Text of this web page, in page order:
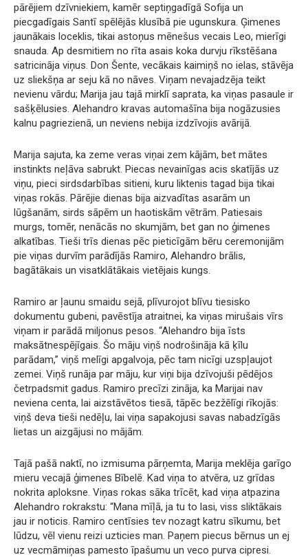
pārējiem dzīvniekiem, kamēr septiņgadīgā Sofija un
piecgadīgais Santī spēlējās klusībā pie ugunskura. Ģimenes
jaunākais loceklis, tikai astoņus mēnešus vecais Leo, mierīgi
snauda. Ap desmitiem no rīta asais koka durvju rīkstēšana
satricināja viņus. Don Šente, vecākais kaimiņš no ielas, stāvēja
uz sliekšņa ar seju kā no nāves. Viņam nevajadzēja teikt
nevienu vārdu; Marija jau tajā mirklī saprata, ka viņas pasaule ir
sašķēlusies. Alehandro kravas automašīna bija nogāzusies
kalnu pagriezienā, un neviens nebija izdzīvojis avārijā.
Marija sajuta, ka zeme veras viņai zem kājām, bet mātes
instinkts neļāva sabrukt. Piecas nevainīgas acis skatījās uz
viņu, pieci sirdsdarbības sitieni, kuru liktenis tagad bija tikai
viņas rokās. Pārējie dienas bija aizvadītas asarām un
lūgšanām, sirds sāpēm un haotiskām vētrām. Patiesais
murgs, tomēr, nenācās no skumjām, bet gan no ģimenes
alkatības. Tieši trīs dienas pēc pieticīgām bēru ceremonijām
pie viņas durvīm parādījās Ramiro, Alehandro brālis,
bagātākais un visatklātākais vietējais kungs.
Ramiro ar ļaunu smaidu sejā, plīvurojot blīvu tiesisko
dokumentu gubeni, pavēstīja atraitnei, ka viņas mirušais vīrs
viņam ir parādā miljonus pesos. “Alehandro bija īsts
maksātnespējīgais. Šo māju viņš nodrošināja kā ķīlu
parādam,” viņš melīgi apgalvoja, pēc tam nicīgi uzspļaujot
zemei. Viņš runāja par māju, kur viņi bija dzīvojuši pēdējos
četrpadsmit gadus. Ramiro precīzi zināja, ka Marijai nav
neviena centa, lai aizstāvētos tiesā, tāpēc bezžēlīgi rīkojās:
viņš deva tieši nedēļu, lai viņa sapakojusi savas nabadzīgās
lietas un aizgājusi no mājām.
Tajā pašā naktī, no izmisuma pārņemta, Marija meklēja garīgo
mieru vecajā ģimenes Bībelē. Kad viņa to atvēra, uz grīdas
nokrita aploksne. Viņas rokas sāka trīcēt, kad viņa atpazina
Alehandro rokrakstu: “Mana mīļā, ja tu to lasi, viss sliktākais
jau ir noticis. Ramiro centīsies tev nozagt katru sīkumu, bet
lūdzu, vēl vienu reizi uzticies man. Paņem piecus bērnus un ej
uz vecmāmiņas pamesto īpašumu un veco purva cipresi.